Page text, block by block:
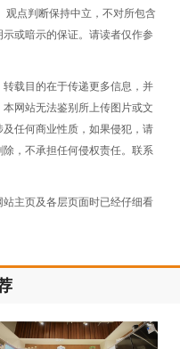
观点判断保持中立，不对所包含
或暗示的保证。请读者仅作参
载目的在于传递更多信息，并
网站无法鉴别所上传图片或文
任何商业性质，如果侵犯，请
，不承担任何侵权责任。联系
主页及各层页面时已经仔细看